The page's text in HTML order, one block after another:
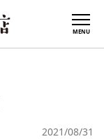
MENU
2021/08/31